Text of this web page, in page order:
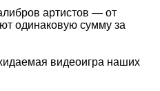
артистов — от
одинаковую сумму за
видеоигра наших